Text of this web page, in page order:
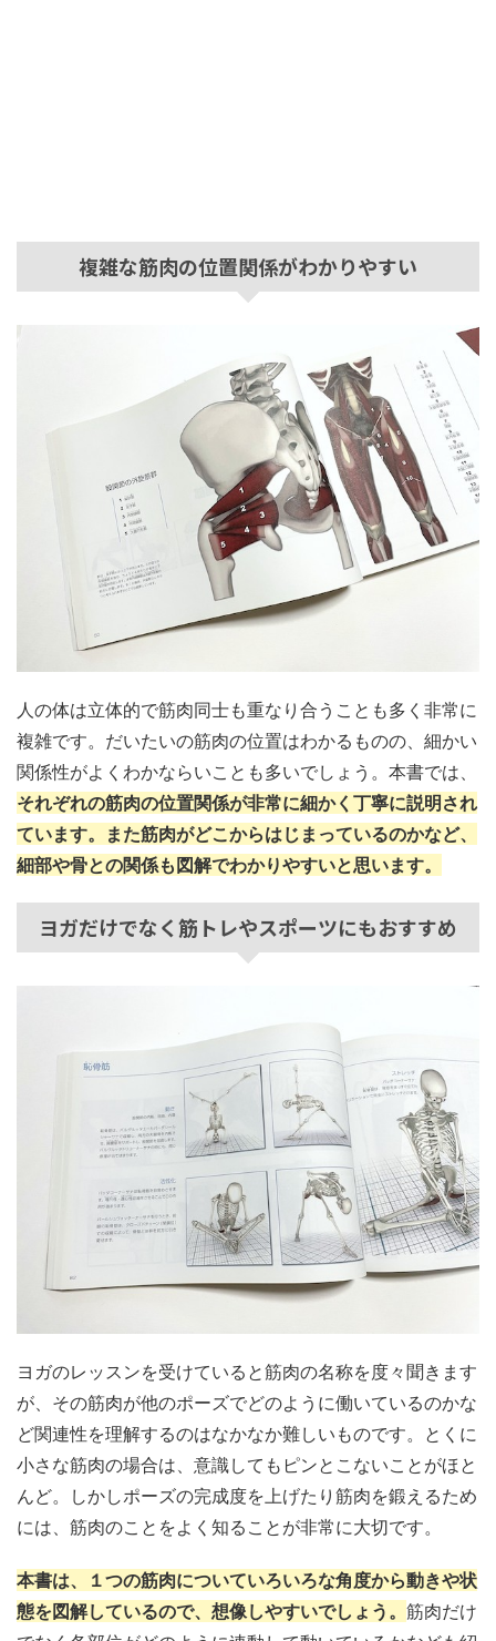
複雑な筋肉の位置関係がわかりやすい
人の体は立体的で筋肉同士も重なり合うことも多く非常に
複雑です。だいたいの筋肉の位置はわかるものの、細かい
関係性がよくわかならいことも多いでしょう。本書では、
それぞれの筋肉の位置関係が非常に細かく丁寧に説明され
ています。また筋肉がどこからはじまっているのかなど、
細部や骨との関係も図解でわかりやすいと思います。
ヨガだけでなく筋トレやスポーツにもおすすめ
ヨガのレッスンを受けていると筋肉の名称を度々聞きます
が、その筋肉が他のポーズでどのように働いているのかな
ど関連性を理解するのはなかなか難しいものです。とくに
小さな筋肉の場合は、意識してもピンとこないことがほと
んど。しかしポーズの完成度を上げたり筋肉を鍛えるため
には、筋肉のことをよく知ることが非常に大切です。
本書は、１つの筋肉についていろいろな角度から動きや状
態を図解しているので、想像しやすいでしょう。 筋肉だけ